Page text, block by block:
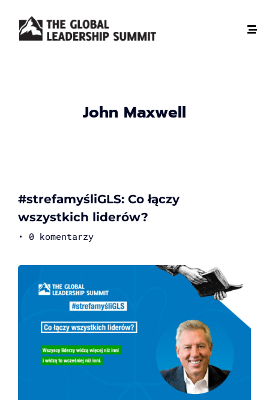
John Maxwell
#strefamyśliGLS: Co łączy
wszystkich liderów?
• 0 komentarzy